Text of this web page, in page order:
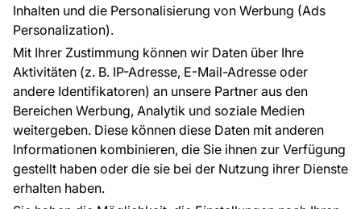
Inhalten und die Personalisierung von Werbung (Ads
Personalization).
Mit Ihrer Zustimmung können wir Daten über Ihre
Aktivitäten (z. B. IP-Adresse, E-Mail-Adresse oder
andere Identifikatoren) an unsere Partner aus den
Bereichen Werbung, Analytik und soziale Medien
weitergeben. Diese können diese Daten mit anderen
Informationen kombinieren, die Sie ihnen zur Verfügung
gestellt haben oder die sie bei der Nutzung ihrer Dienste
erhalten haben.
FÜR SIE
Blog
EU-Projekte
Ratschläge und Tipps
FAQ
ÜBER DAS UNTERNEHMEN
Kontakt
Haben Sie Fragen? Wir helfen Ihnen gerne weiter
und beraten Sie persönlich.